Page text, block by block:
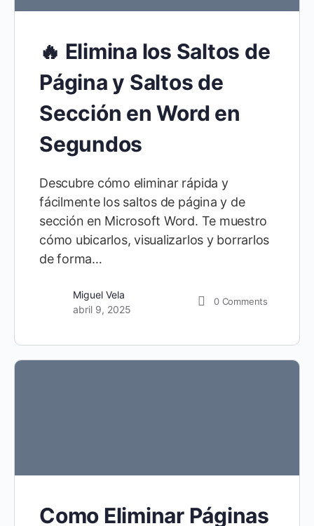
🔥 Elimina los Saltos de
Página y Saltos de
Sección en Word en
Segundos
Descubre cómo eliminar rápida y
fácilmente los saltos de página y de
sección en Microsoft Word. Te muestro
cómo ubicarlos, visualizarlos y borrarlos
de forma…
Miguel Vela
abril 9, 2025
0 Comments
Como Eliminar Páginas